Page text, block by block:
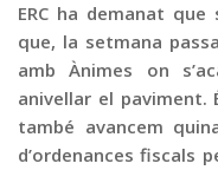
ERC ha demanat
que, la setmana
amb Ànimes on
anivellar el paviment.
també avancem
d’ordenances fiscals